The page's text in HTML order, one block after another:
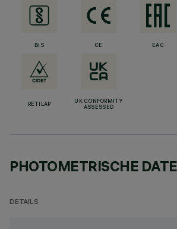
BIS CE EAC
RETILAP
UK CONFORMITY
ASSESSED
PHOTOMETRISCHE
DETAILS